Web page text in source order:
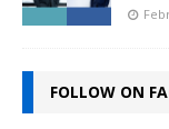
FOLLOW ON